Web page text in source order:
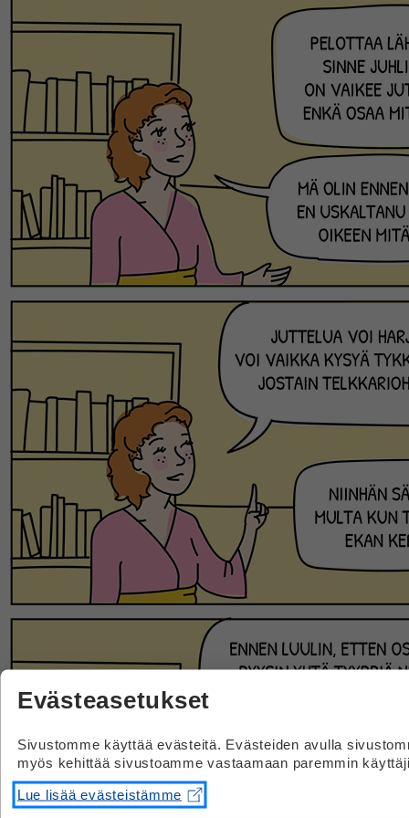
Evästeasetukset
Sivustomme käyttää evästeitä. Evästeiden avulla
myös kehittää sivustoamme vastaamaan paremmin
Lue lisää evästeistämme